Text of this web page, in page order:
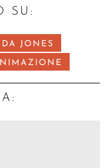
SU:
JONES